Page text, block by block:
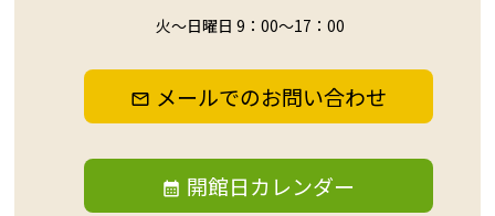
火～日曜日 9：00～17：00
メールでのお問い合わせ
開館日カレンダー